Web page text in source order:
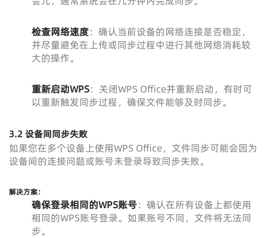
检查网络速度：确认当前设备的网络连接是否稳定，
并尽量避免在上传或同步过程中进行其他网络消耗较
大的操作。
重新启动WPS：关闭WPS Office并重新启动，有时可
以重新触发同步过程，确保文件能够及时同步。
3.2 设备间同步失败
如果您在多个设备上使用WPS Office，文件同步可能会因为
设备间的连接问题或账号未登录导致同步失败。
解决方案：
确保登录相同的WPS账号：确认在所有设备上都使用
相同的WPS账号登录。如果账号不同，文件将无法同
步。